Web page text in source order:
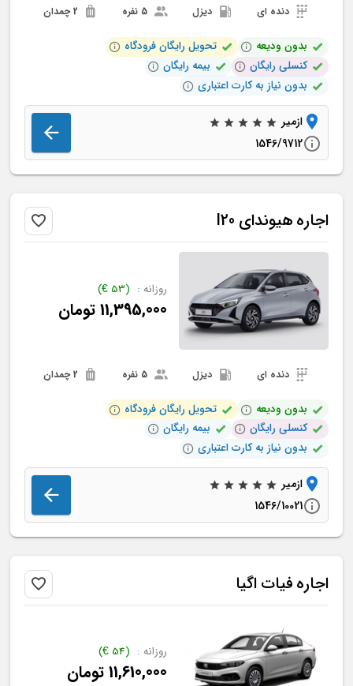
دنده ای دیزل
بدون ودیعه
تحویل رایگان فرودگاه
کنسلی رایگان
بیمه رایگان
بدون نیاز به کارت اعتباری
ازمیر
1546/9712
اجارههیوندای I20
روزانه : (
53
€
)
11,395,000تومان
دنده ای دیزل
بدون ودیعه
تحویل رایگان فرودگاه
کنسلی رایگان
بیمه رایگان
بدون نیاز به کارت اعتباری
ازمیر
1546/10021
اجارهفیاتاگیا
روزانه : (
54
€
)
11,610,000تومان